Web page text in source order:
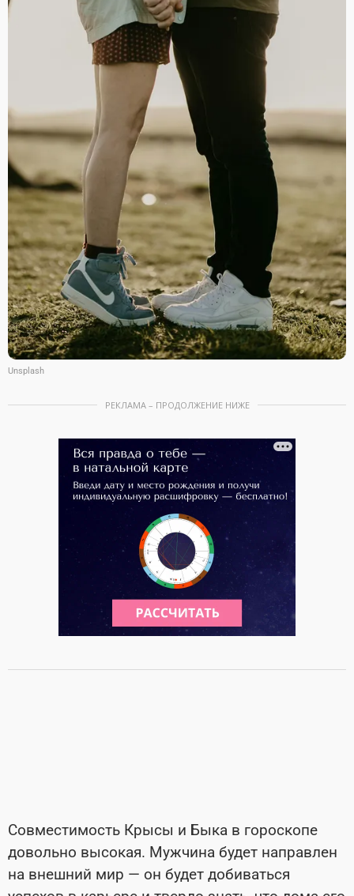
Unsplash
РЕКЛАМА – ПРОДОЛЖЕНИЕ НИЖЕ
Совместимость Крысы и Быка в гороскопе
довольно высокая. Мужчина будет направлен
на внешний мир — он будет добиваться